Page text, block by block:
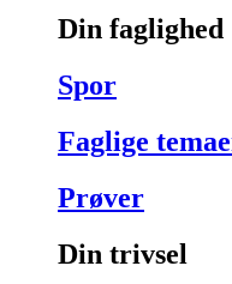
Din faglighed
Spor
Faglige
Prøver
Din trivsel